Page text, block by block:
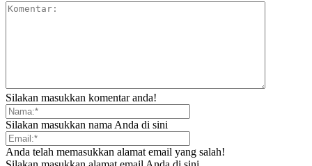
Silakan masukkan komentar anda!
Silakan masukkan nama Anda di sini
Anda telah memasukkan alamat email yang salah!